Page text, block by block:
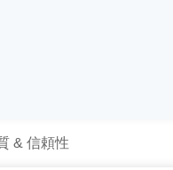
& 信頼性